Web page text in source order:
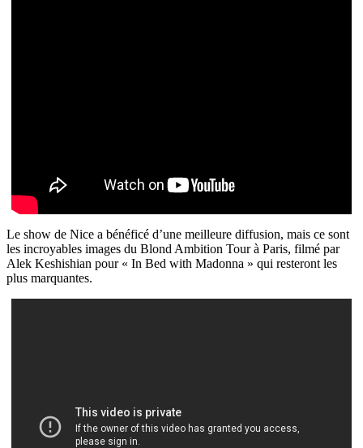
Le show de Nice a bénéficé d’une meilleure diffusion, mais ce sont
les incroyables images du Blond Ambition Tour à Paris, filmé par
Alek Keshishian pour « In Bed with Madonna » qui resteront les
plus marquantes.